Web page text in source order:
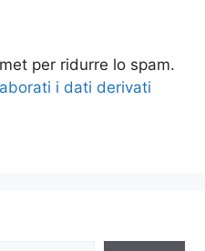
per ridurre lo spam.
i dati derivati